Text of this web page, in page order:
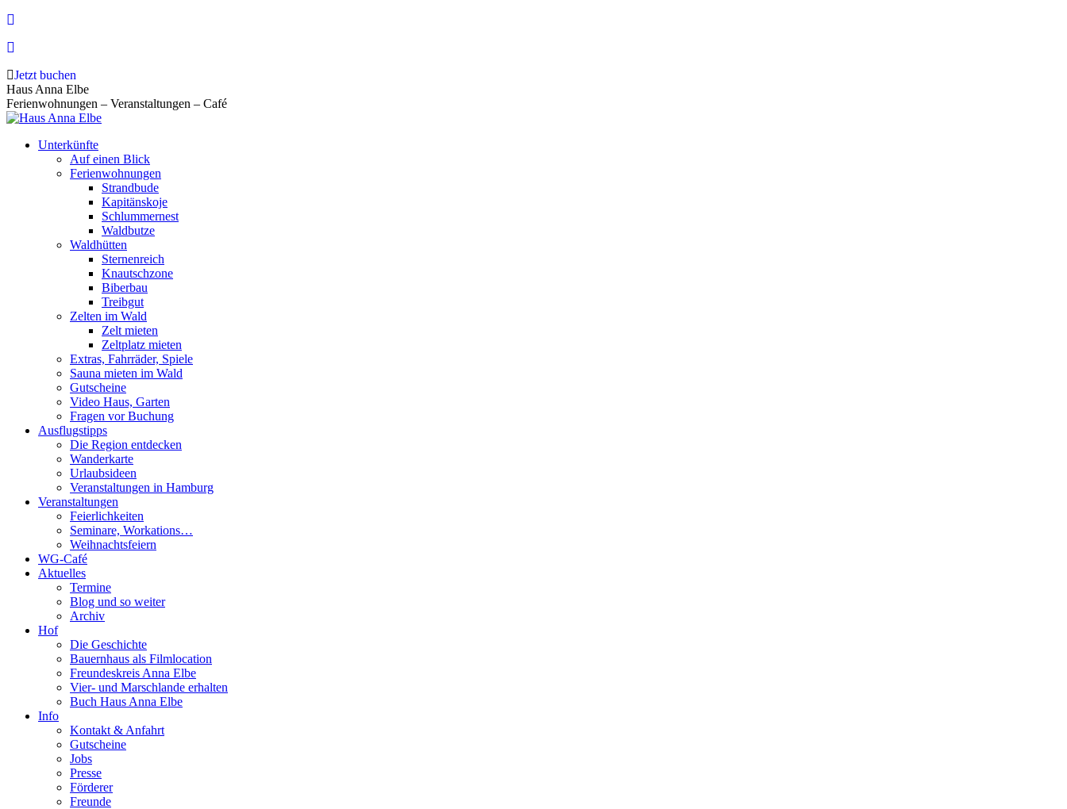
Zum
springen
Jetzt buchen
Haus Anna Elbe
Ferienwohnungen – Veranstaltungen – Café
Unterkünfte
Auf einen Blick
Ferienwohnungen
Strandbude
Kapitänskoje
Schlummernest
Waldbutze
Waldhütten
Sternenreich
Knautschzone
Biberbau
Treibgut
Zelten im Wald
Zelt mieten
Zeltplatz mieten
Extras, Fahrräder, Spiele
Sauna mieten im Wald
Gutscheine
Video Haus, Garten
Fragen vor Buchung
Ausflugstipps
Die Region entdecken
Wanderkarte
Urlaubsideen
Veranstaltungen in Hamburg
Veranstaltungen
Feierlichkeiten
Seminare, Workations…
Weihnachtsfeiern
WG-Café
Aktuelles
Termine
Blog und so weiter
Archiv
Hof
Die Geschichte
Bauernhaus als Filmlocation
Freundeskreis Anna Elbe
Vier- und Marschlande erhalten
Buch Haus Anna Elbe
Info
Kontakt & Anfahrt
Gutscheine
Jobs
Presse
Förderer
Freunde